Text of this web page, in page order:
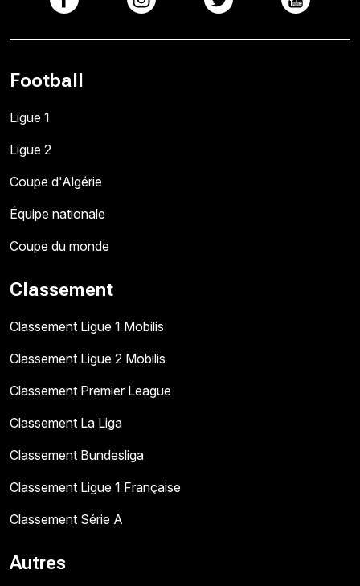
Football
Ligue 1
Ligue 2
Coupe d'Algérie
Équipe nationale
Coupe du monde
Classement
Classement Ligue 1 Mobilis
Classement Ligue 2 Mobilis
Classement Premier League
Classement La Liga
Classement Bundesliga
Classement Ligue 1 Française
Classement Série A
Autres